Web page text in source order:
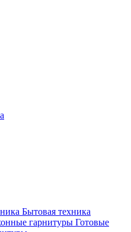
Бытовая техника
Готовые